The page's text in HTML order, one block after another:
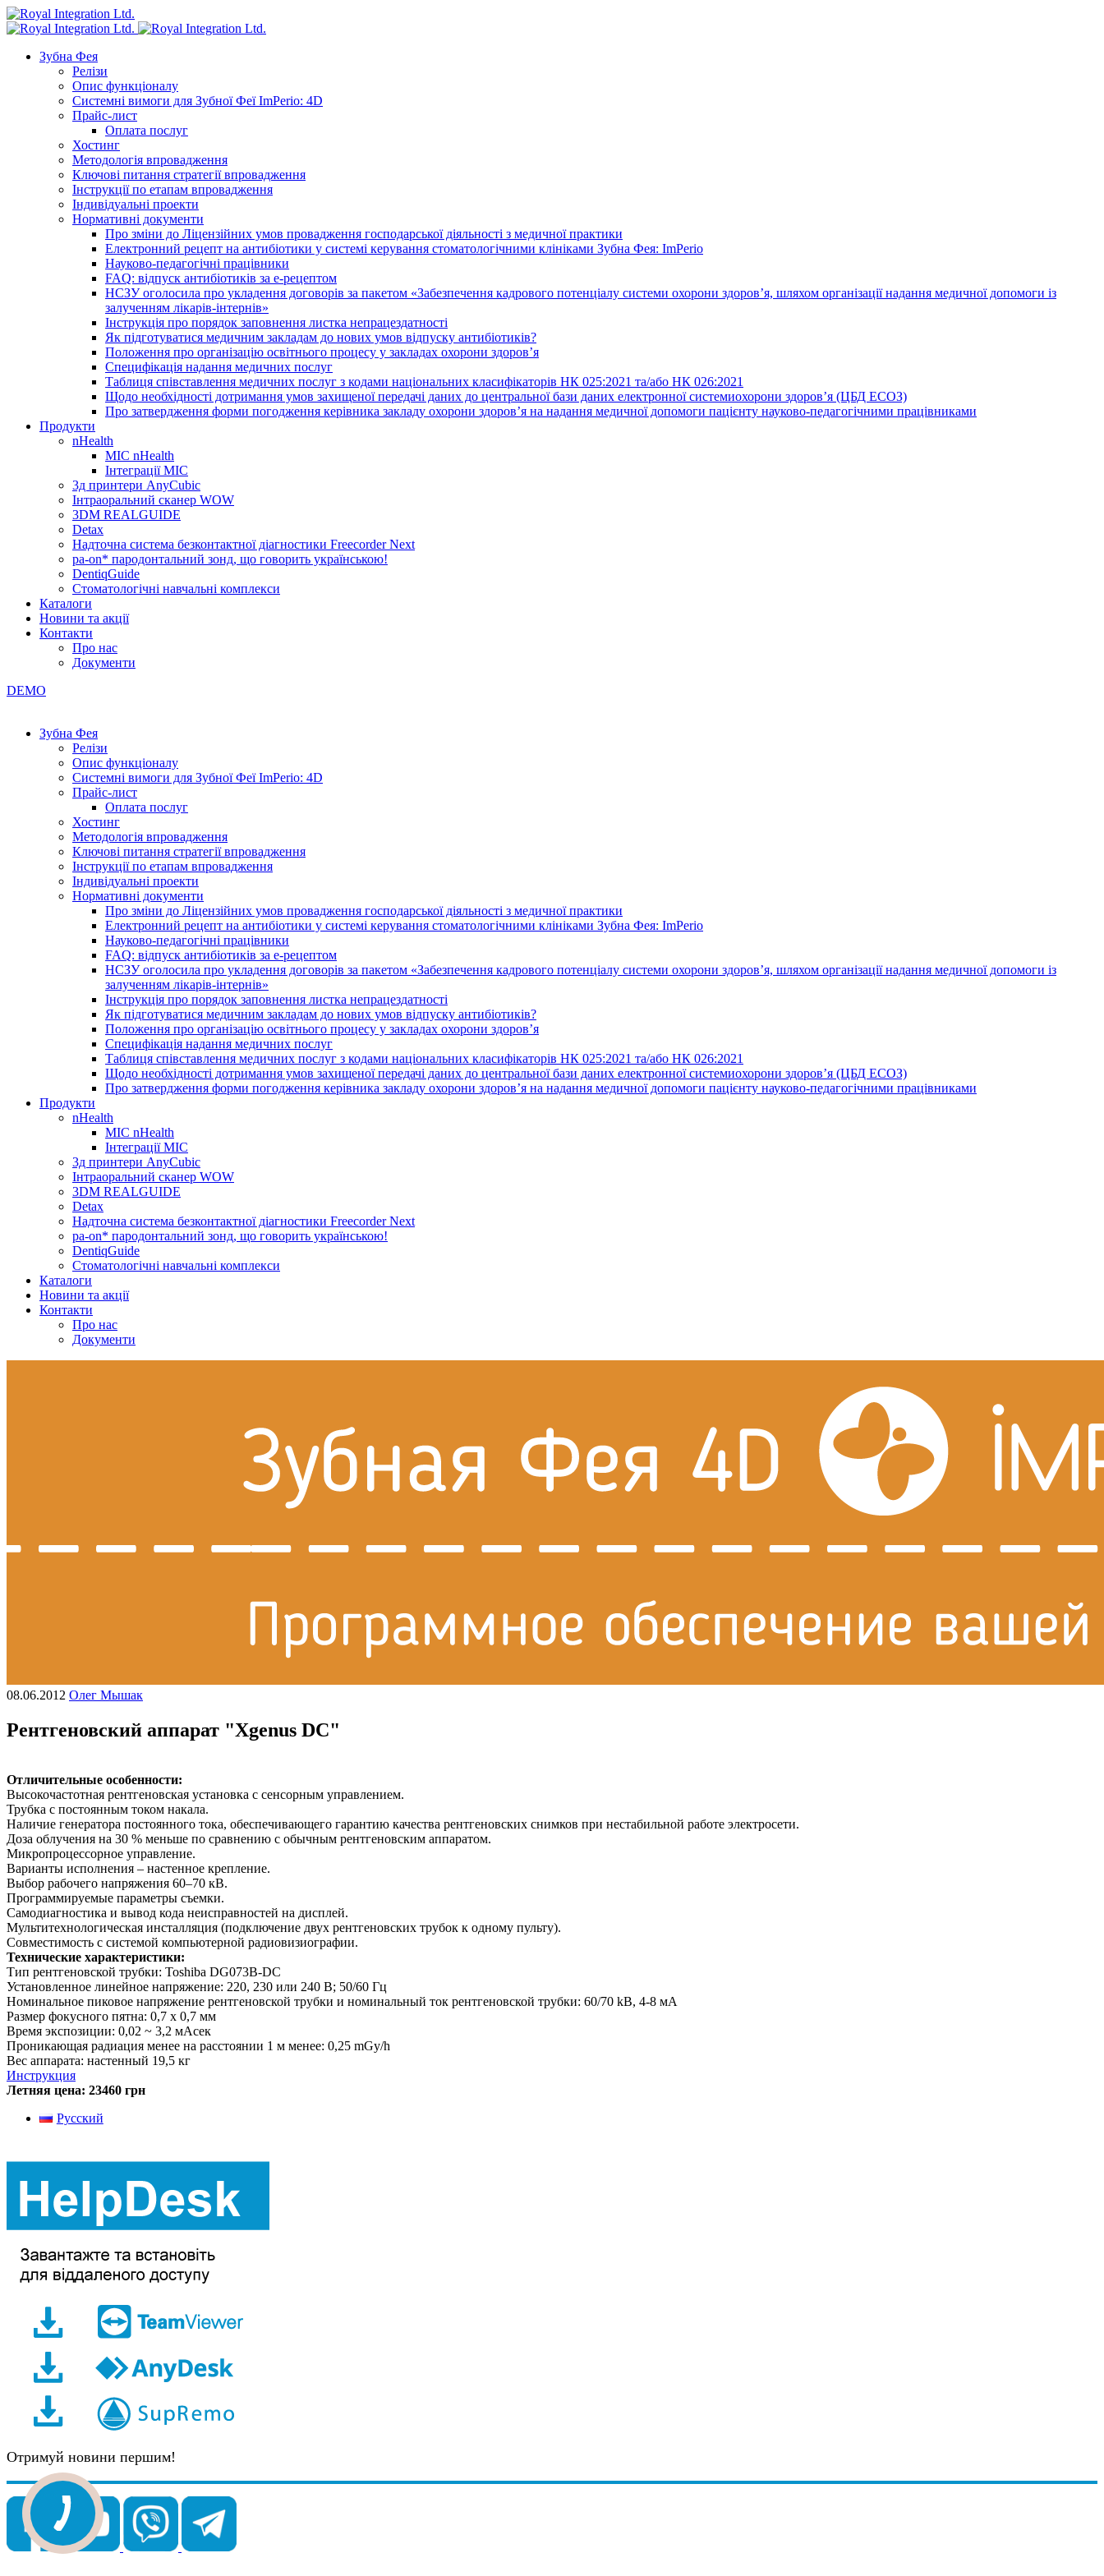
Зубна Фея
Релізи
Опис функціоналу
Системні вимоги для Зубної Феї ImPerio: 4D
Прайс-лист
Оплата послуг
Хостинг
Методологія впровадження
Ключові питання стратегії впровадження
Інструкції по етапам впровадження
Індивідуальні проекти
Нормативні документи
Про зміни до Ліцензійних умов провадження господарської діяльності з медичної практики
Електронний рецепт на антибіотики у системі керування стоматологічними клініками Зубна Фея: ImPerio
Науково-педагогічні працівники
FAQ: відпуск антибіотиків за е-рецептом
НСЗУ оголосила про укладення договорів за пакетом «Забезпечення кадрового потенціалу системи охорони здоров’я, шляхом організації надання медичної допомоги із
залученням лікарів-інтернів»
Інструкція про порядок заповнення листка непрацездатності
Як підготуватися медичним закладам до нових умов відпуску антибіотиків?
Положення про організацію освітнього процесу у закладах охорони здоров’я
Специфікація надання медичних послуг
Таблиця співставлення медичних послуг з кодами національних класифікаторів НК 025:2021 та/або НК 026:2021
Щодо необхідності дотримання умов захищеної передачі даних до центральної бази даних електронної системиохорони здоров’я (ЦБД ЕСОЗ)
Про затвердження форми погодження керівника закладу охорони здоров’я на надання медичної допомоги пацієнту науково-педагогічними працівниками
Продукти
nHealth
МІС nHealth
Інтеграції МІС
3д принтери AnyCubic
Інтраоральний сканер WOW
3DM REALGUIDE
Detax
Надточна система безконтактної діагностики Freecorder Next
pa-on* пародонтальний зонд, що говорить українською!
DentiqGuide
Стоматологічні навчальні комплекси
Каталоги
Новини та акції
Контакти
Про нас
Документи
DEMO
Зубна Фея
Релізи
Опис функціоналу
Системні вимоги для Зубної Феї ImPerio: 4D
Прайс-лист
Оплата послуг
Хостинг
Методологія впровадження
Ключові питання стратегії впровадження
Інструкції по етапам впровадження
Індивідуальні проекти
Нормативні документи
Про зміни до Ліцензійних умов провадження господарської діяльності з медичної практики
Електронний рецепт на антибіотики у системі керування стоматологічними клініками Зубна Фея: ImPerio
Науково-педагогічні працівники
FAQ: відпуск антибіотиків за е-рецептом
НСЗУ оголосила про укладення договорів за пакетом «Забезпечення кадрового потенціалу системи охорони здоров’я, шляхом організації надання медичної допомоги із
залученням лікарів-інтернів»
Інструкція про порядок заповнення листка непрацездатності
Як підготуватися медичним закладам до нових умов відпуску антибіотиків?
Положення про організацію освітнього процесу у закладах охорони здоров’я
Специфікація надання медичних послуг
Таблиця співставлення медичних послуг з кодами національних класифікаторів НК 025:2021 та/або НК 026:2021
Щодо необхідності дотримання умов захищеної передачі даних до центральної бази даних електронної системиохорони здоров’я (ЦБД ЕСОЗ)
Про затвердження форми погодження керівника закладу охорони здоров’я на надання медичної допомоги пацієнту науково-педагогічними працівниками
Продукти
nHealth
МІС nHealth
Інтеграції МІС
3д принтери AnyCubic
Інтраоральний сканер WOW
3DM REALGUIDE
Detax
Надточна система безконтактної діагностики Freecorder Next
pa-on* пародонтальний зонд, що говорить українською!
DentiqGuide
Стоматологічні навчальні комплекси
Каталоги
Новини та акції
Контакти
Про нас
Документи
08.06.2012 Олег Мышак
Рентгеновский аппарат "Хgenus DС"
Отличительные особенности:
Высокочастотная рентгеновская установка с сенсорным управлением.
Трубка с постоянным током накала.
Наличие генератора постоянного тока, обеспечивающего гарантию качества рентгеновских снимков при нестабильной работе электросети.
Доза облучения на 30 % меньше по сравнению с обычным рентгеновским аппаратом.
Микропроцессорное управление.
Варианты исполнения – настенное крепление.
Выбор рабочего напряжения 60–70 кВ.
Программируемые параметры съемки.
Самодиагностика и вывод кода неисправностей на дисплей.
Мультитехнологическая инсталляция (подключение двух рентгеновских трубок к одному пульту).
Совместимость с системой компьютерной радиовизиографии.
Технические характеристики:
Тип рентгеновской трубки: Toshiba DG073B-DC
Установленное линейное напряжение: 220, 230 или 240 В; 50/60 Гц
Номинальное пиковое напряжение рентгеновской трубки и номинальный ток рентгеновской трубки: 60/70 kВ, 4-8 мA
Размер фокусного пятна: 0,7 х 0,7 мм
Время экспозиции: 0,02 ~ 3,2 мАсек
Проникающая радиация менее на расстоянии 1 м менее: 0,25 mGy/h
Вес аппарата: настенный 19,5 кг
Инструкция
Летняя цена: 23460 грн
Русский
Отримуй новини першим!